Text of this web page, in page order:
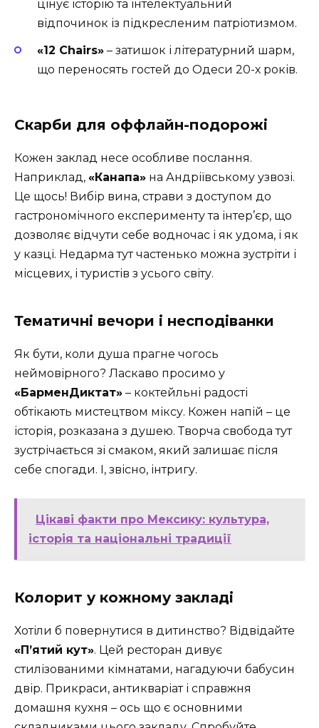
цінує історію та інтелектуальний
відпочинок із підкресленим патріотизмом.
«12 Chairs» – затишок і літературний шарм,
що переносять гостей до Одеси 20-х років.
Скарби для оффлайн-подорожі
Кожен заклад несе особливе послання.
Наприклад, «Канапа» на Андріївському узвозі.
Це щось! Вибір вина, страви з доступом до
гастрономічного експерименту та інтер’єр, що
дозволяє відчути себе водночас і як удома, і як
у казці. Недарма тут частенько можна зустріти і
місцевих, і туристів з усього світу.
Тематичні вечори і несподіванки
Як бути, коли душа прагне чогось
неймовірного? Ласкаво просимо у
«БарменДиктат» – коктейльні радості
обтікають мистецтвом міксу. Кожен напій – це
історія, розказана з душею. Творча свобода тут
зустрічається зі смаком, який залишає після
себе спогади. І, звісно, інтригу.
Цікаві факти про Мексику: культура,
історія та національні традиції
Колорит у кожному закладі
Хотіли б повернутися в дитинство? Відвідайте
«П’ятий кут». Цей ресторан дивує
стилізованими кімнатами, нагадуючи бабусин
двір. Прикраси, антикваріат і справжня
домашня кухня – ось що є основними